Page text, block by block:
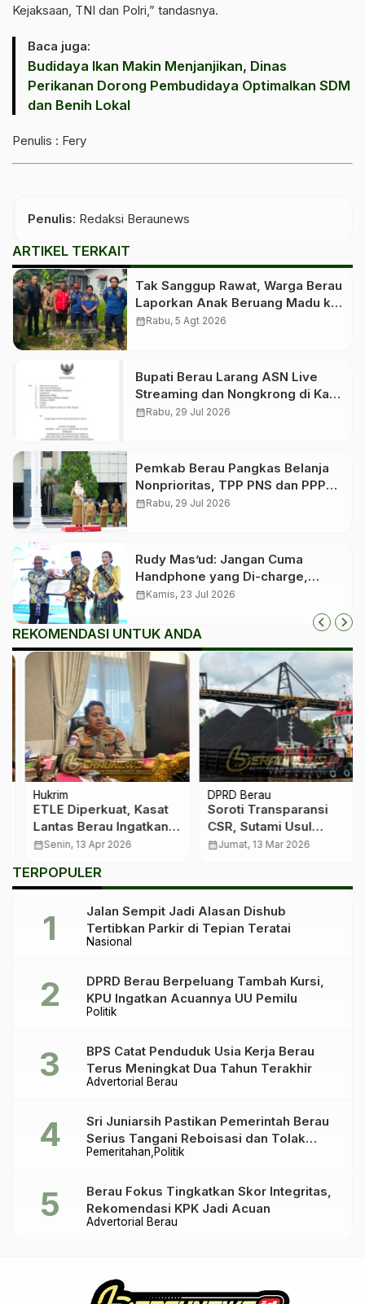
Kejaksaan, TNI dan Polri,” tandasnya.
Baca juga:
‎Budidaya Ikan Makin Menjanjikan, Dinas
Perikanan Dorong Pembudidaya Optimalkan SDM
dan Benih Lokal
Penulis : Fery
Penulis: Redaksi Beraunews
ARTIKEL TERKAIT
Tak Sanggup Rawat, Warga Berau
Laporkan Anak Beruang Madu ke
Petugas
calendar_monthRabu, 5 Agt 2026
Bupati Berau Larang ASN Live
Streaming dan Nongkrong di Kafe
Saat Jam Kerja
calendar_monthRabu, 29 Jul 2026
Pemkab Berau Pangkas Belanja
Nonprioritas, TPP PNS dan PPPK
Tetap Dibayar
calendar_monthRabu, 29 Jul 2026
Rudy Mas’ud: Jangan Cuma
Handphone yang Di-charge,
Keluarga Juga Wajib Di-charge
calendar_monthKamis, 23 Jul 2026
REKOMENDASI UNTUK ANDA
Hukrim
ETLE Diperkuat, Kasat
Lantas Berau Ingatkan
Warga Segera Balik
Senin, 13 Apr 2026
DPRD Berau
Soroti Transparansi
CSR, Sutami Usul
Peninjauan Langsung
Jumat, 13 Mar 2026
TERPOPULER
Nasional
Jalan Sempit Jadi Alasan Dishub
Tertibkan Parkir di Tepian Teratai
Politik
DPRD Berau Berpeluang Tambah Kursi,
KPU Ingatkan Acuannya UU Pemilu
Advertorial Berau
BPS Catat Penduduk Usia Kerja Berau
Terus Meningkat Dua Tahun Terakhir
Pemeritahan Politik
Sri Juniarsih Pastikan Pemerintah Berau
Serius Tangani Reboisasi dan Tolak
Praktik Ilegal
Advertorial Berau
Berau Fokus Tingkatkan Skor Integritas,
Rekomendasi KPK Jadi Acuan